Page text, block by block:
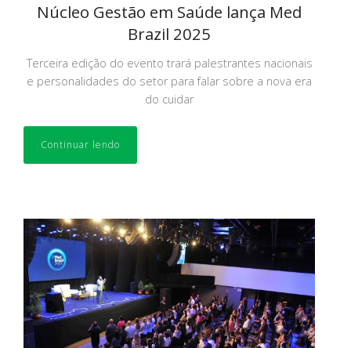
Núcleo Gestão em Saúde lança Med
Brazil 2025
Terceira edição do evento trará palestrantes nacionais
e personalidades do setor para falar sobre a nova era
do cuidar
Continuar lendo